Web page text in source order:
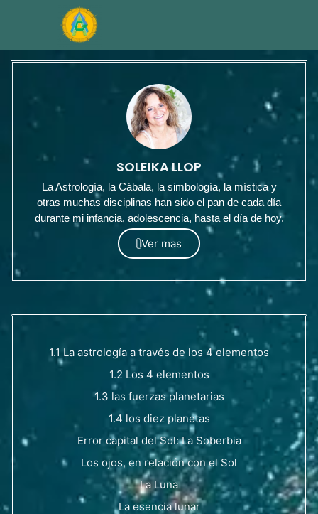
SOLEIKA LLOP
La Astrología, la Cábala, la simbología, la mística y
otras muchas disciplinas han sido el pan de cada día
durante mi infancia, adolescencia, hasta el día de hoy.
Ver mas
1.1 La astrología a través de los 4 elementos
1.2 Los 4 elementos
1.3 las fuerzas planetarias
1.4 los diez planetas
Error capital del Sol: La Soberbia
Los ojos, en relación con el Sol
La Luna
La esencia lunar